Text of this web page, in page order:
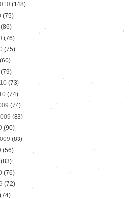
(148)
(75)
(86)
(76)
(75)
(66)
(79)
(73)
(74)
(74)
(83)
(90)
(83)
(56)
(83)
(76)
(72)
(74)